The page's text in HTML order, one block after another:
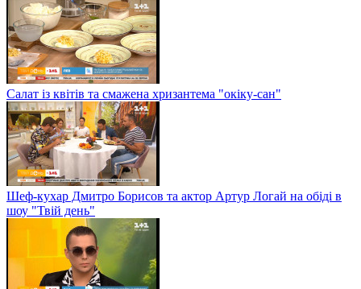
Салат із квітів та смажена хризантема "окіку-сан"
Шеф-кухар Дмитро Борисов та актор Артур Логай на обіді в
шоу "Твій день"